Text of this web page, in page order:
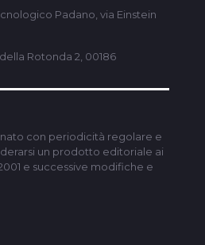
Padano, via Einstein
Rotonda 2, 00186
con periodicità regolare e
un prodotto editoriale ai
e successive modifiche e